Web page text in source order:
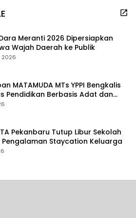
Meranti 2026 Dipersiapkan
Wajah Daerah ke Publik
2026
MATAMUDA MTs YPPI Bengkalis
Pendidikan Berbasis Adat dan
Pekanbaru Tutup Libur Sekolah
Staycation Keluarga